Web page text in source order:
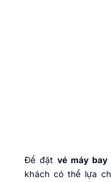
Để đặtvé máy bay
khách có thể lựa